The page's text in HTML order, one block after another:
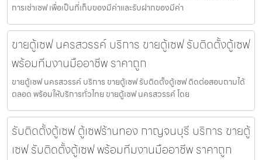
การเช่าเซฟ เพื่อเป็นที่เก็บของมีค่าและรับฝากของมีค่า
ขายตู้เซฟ นครสวรรค์ บริการ ขายตู้เซฟ รับติดตั้งตู้เซฟ
พร้อมทีมงานมืออาชีพ ราคาถูก
ขายตู้เซฟ นครสวรรค์ บริการ ขายตู้เซฟ รับติดตั้งตู้เซฟ ติดต่อสอบถามได้
ตลอด พร้อมให้บริการทั่วไทย ขายตู้เซฟ นครสวรรค์ โดย
รับติดตั้งตู้เซฟ ตู้เซฟร้านทอง กาญจนบุรี บริการ ขายตู้
เซฟ รับติดตั้งตู้เซฟ พร้อมทีมงานมืออาชีพ ราคาถูก